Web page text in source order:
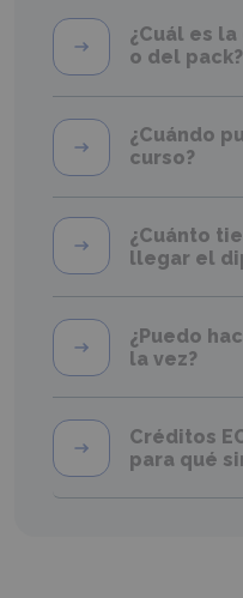
¿Cuál es
o del pack?
¿Cuándo
curso?
¿Cuánto
llegar el
¿Puedo
la vez?
Créditos
para qué